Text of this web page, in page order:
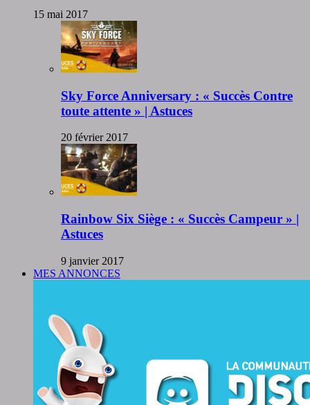
15 mai 2017
Sky Force Anniversary : « Succès Contre
toute attente » | Astuces
20 février 2017
Rainbow Six Siège : « Succès Campeur » |
Astuces
9 janvier 2017
MES ANNONCES